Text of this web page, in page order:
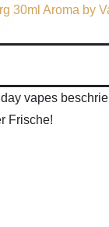
30ml Aroma by
vapes
Frische!